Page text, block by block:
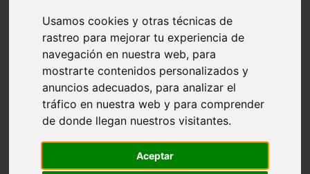
Usamos cookies y otras técnicas de
rastreo para mejorar tu experiencia de
navegación en nuestra web, para
mostrarte contenidos personalizados y
anuncios adecuados, para analizar el
tráfico en nuestra web y para comprender
de donde llegan nuestros visitantes.
Aceptar
Granada - monachil
Huesca - isábena
Huesca - alquézar
Huesca - castejón-de-sos
Sevilla - marinaleda
Córdoba - almedinilla
Navarra - zangoza
Cantabria - arenas-de-iguña
Barcelona - la-pobla-de-lillet
Las-palmas - yaiza